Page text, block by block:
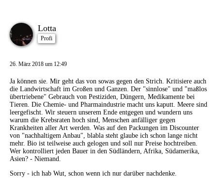
Lotta
Profi
26. März 2018 um 12:49
Ja können sie. Mir geht das von sowas gegen den Strich. Kritisiere auch
die Landwirtschaft im Großen und Ganzen. Der "sinnlose" und "maßlos
übertriebene" Gebrauch von Pestiziden, Düngern, Medikamente bei
Tieren. Die Chemie- und Pharmaindustrie macht uns kaputt. Meere sind
leergefischt. Wir steuern unserem Ende entgegen und wundern uns
warum die Krebsraten hoch sind, Menschen anfälliger gegen
Krankheiten aller Art werden. Was auf den Packungen im Discounter
von "nachhaltigem Anbau", blabla steht glaube ich schon lange nicht
mehr. Bio ist teilweise auch gelogen und soll nur Preise hochtreiben.
Wer kontrolliert jeden Bauer in den Südländern, Afrika, Südamerika,
Asien? - Niemand.
Sorry - ich hab Wut, schon wenn ich nur darüber nachdenke.